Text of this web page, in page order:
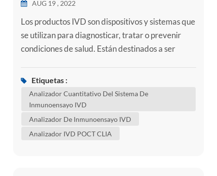
AUG 19 , 2022
Los productos IVD son dispositivos y sistemas que
se utilizan para diagnosticar, tratar o prevenir
condiciones de salud. Están destinados a ser
muestras biológicas como sangre, saliva o tejido.
Las muestras se pueden tomar del interior de la
nariz o de la parte posterior de la garganta, o de
una vena o una punción en el dedo. Es importante
tener en cuent...
Etiquetas :
Analizador Cuantitativo Del Sistema De
Inmunoensayo IVD
Analizador De Inmunoensayo IVD
Analizador IVD POCT CLIA